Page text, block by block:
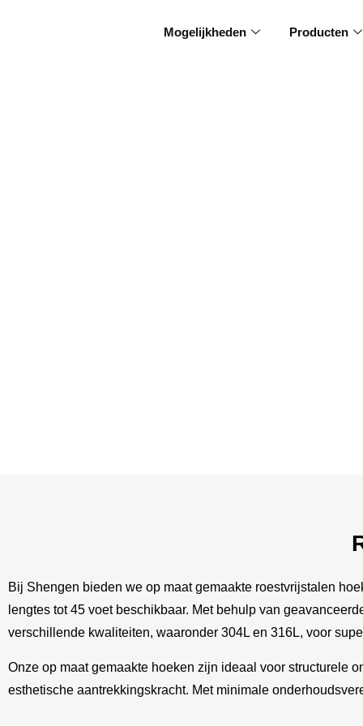
Mogelijkheden Producten
Bij Shengen bieden we op maat gemaakte roestvrijstalen
lengtes tot 45 voet beschikbaar. Met behulp van
verschillende kwaliteiten, waaronder 304L en 316L, voor
Onze op maat gemaakte hoeken zijn ideaal voor structurele
esthetische aantrekkingskracht. Met minimale